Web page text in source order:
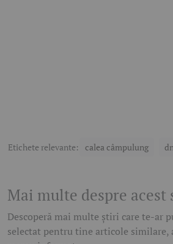
Etichete relevante: calea câmpulung
Mai multe despre acest
Descoperă mai multe știri care te-ar
selectat pentru tine articole similare,